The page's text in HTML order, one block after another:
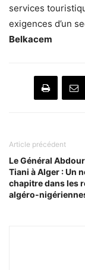
services
exigences d’un
Belkacem
Article précédent
Le Général
Tiani à Alger : Un
chapitre dans les
algéro-